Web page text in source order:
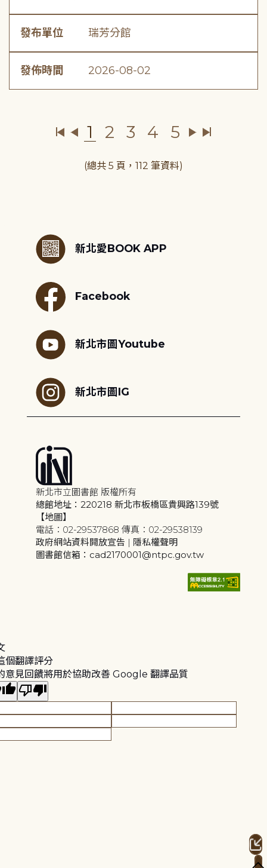
發布單位 瑞芳分館
發佈時間 2026-08-02
1 2 3 4 5
(總共 5 頁，112 筆資料)
新北愛BOOK APP
Facebook
新北市圖Youtube
新北市圖IG
新北市立圖書館 版權所有
總館地址：220218 新北市板橋區貴興路139號
【地圖】
電話：02-29537868 傳真：02-29538139
政府網站資料開放宣告 | 隱私權聲明
圖書館信箱：cad2170001@ntpc.gov.tw
個翻譯評分
意見回饋將用於協助改善 Google 翻譯品質